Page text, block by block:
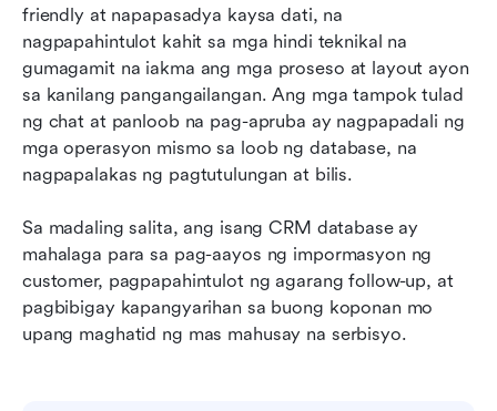
friendly at napapasadya kaysa dati, na
nagpapahintulot kahit sa mga hindi teknikal na
gumagamit na iakma ang mga proseso at layout ayon
sa kanilang pangangailangan. Ang mga tampok tulad
ng chat at panloob na pag-apruba ay nagpapadali ng
mga operasyon mismo sa loob ng database, na
nagpapalakas ng pagtutulungan at bilis.
Sa madaling salita, ang isang CRM database ay
mahalaga para sa pag-aayos ng impormasyon ng
customer, pagpapahintulot ng agarang follow-up, at
pagbibigay kapangyarihan sa buong koponan mo
upang maghatid ng mas mahusay na serbisyo.